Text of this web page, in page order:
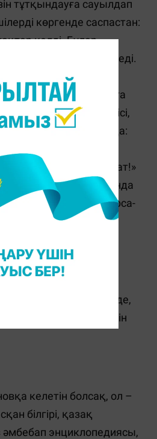
тұтқындауға сауылдап
көргенде саспастан:
келді. Бұлар
аттамайды», – деді.
Сол паузаны
телефон шалуға
рұқсат берді. Көршісі,
трубканы алғанда:
кетіп
тапсырдым. Аманат!»
«Лиза! Сен анда-мұнда
шықпайды. Бұл «барса-
– деді.
тым-тырақай
шығып кеткенде,
қалуы да – елін
келетін болсақ, ол –
білгірі, қазақ
энциклопедиясы,